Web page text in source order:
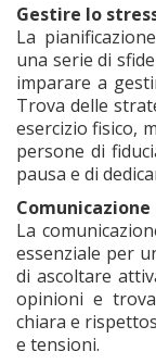
Gestire lo
La
una serie di
imparare a
Trova delle
esercizio fisico,
persone di
pausa e di
La
essenziale per
di ascoltare
opinioni e
chiara e
e tensioni.